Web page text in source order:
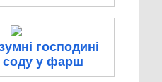
господині
соду у фарш